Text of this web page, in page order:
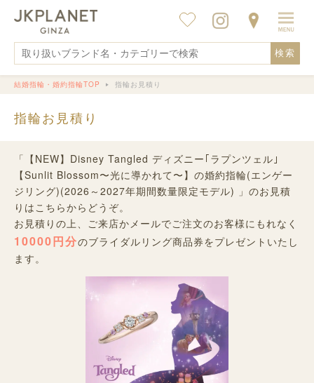
検索
結婚指輪・婚約指輪TOP 指輪お見積り
指輪お見積り
「【NEW】Disney Tangled ディズニー｢ラプンツェル｣
【Sunlit Blossom〜光に導かれて〜】の婚約指輪(エンゲー
ジリング)(2026～2027年期間数量限定モデル) 」のお見積
りはこちらからどうぞ。
お見積りの上、ご来店かメールでご注文のお客様にもれなく
10000円分のブライダルリング商品券をプレゼントいたし
ます。